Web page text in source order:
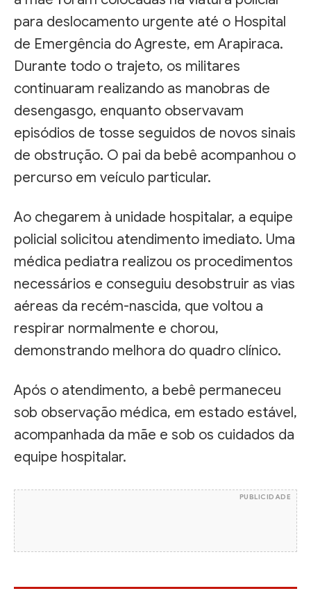
para deslocamento urgente até o Hospital
de Emergência do Agreste, em Arapiraca.
Durante todo o trajeto, os militares
continuaram realizando as manobras de
desengasgo, enquanto observavam
episódios de tosse seguidos de novos sinais
de obstrução. O pai da bebê acompanhou o
percurso em veículo particular.
Ao chegarem à unidade hospitalar, a equipe
policial solicitou atendimento imediato. Uma
médica pediatra realizou os procedimentos
necessários e conseguiu desobstruir as vias
aéreas da recém-nascida, que voltou a
respirar normalmente e chorou,
demonstrando melhora do quadro clínico.
Após o atendimento, a bebê permaneceu
sob observação médica, em estado estável,
acompanhada da mãe e sob os cuidados da
equipe hospitalar.
PUBLICIDADE